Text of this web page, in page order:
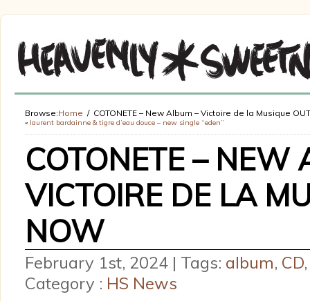
Browse:Home COTONETE – New Album – Victoire de la Musique
« laurent bardainne & tigre d’eau douce – new single “eden”
COTONETE – NEW
VICTOIRE DE LA
NOW
February 1st, 2024 | Tags: album, CD
Category : HS News